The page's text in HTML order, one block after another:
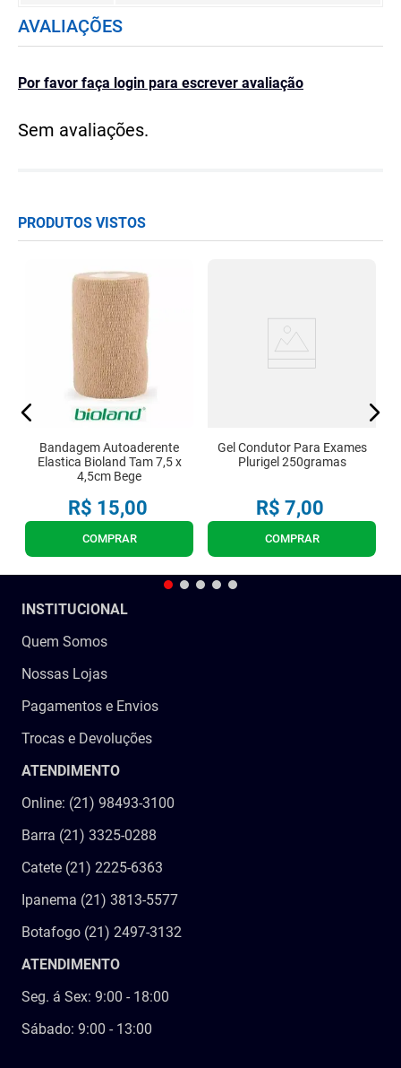
AVALIAÇÕES
Por favor faça login para escrever avaliação
Sem avaliações.
PRODUTOS VISTOS
Bandagem Autoaderente
Elastica Bioland Tam 7,5 x
4,5cm Bege
R$ 15,00
COMPRAR
Gel Condutor Para Exames
Plurigel 250gramas
R$ 7,00
COMPRAR
INSTITUCIONAL
Quem Somos
Nossas Lojas
Pagamentos e Envios
Trocas e Devoluções
ATENDIMENTO
Online: (21) 98493-3100
Barra (21) 3325-0288
Catete (21) 2225-6363
Ipanema (21) 3813-5577
Botafogo (21) 2497-3132
ATENDIMENTO
Seg. á Sex: 9:00 - 18:00
Sábado: 9:00 - 13:00